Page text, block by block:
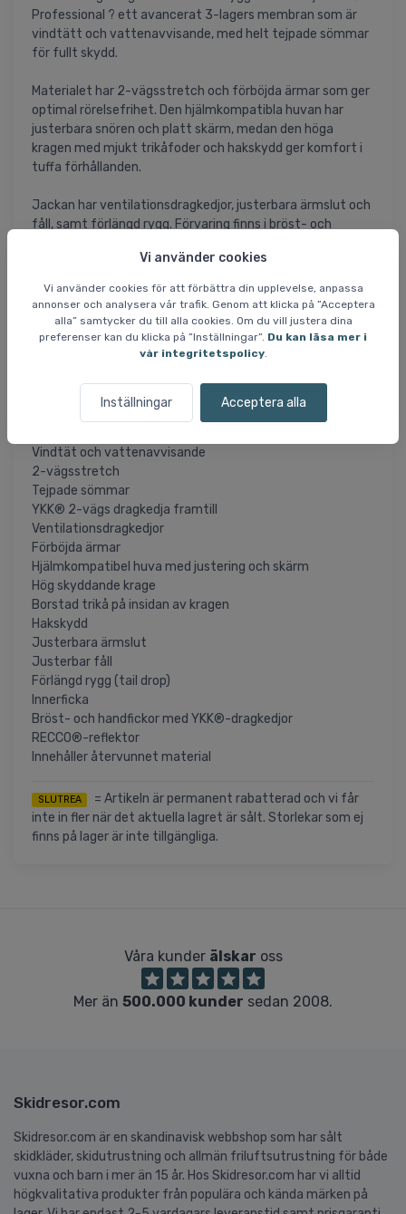
Vi använder cookies
Vi använder cookies för att förbättra din upplevelse, anpassa
annonser och analysera vår trafik. Genom att klicka på ”Acceptera
alla” samtycker du till alla cookies. Om du vill justera dina
preferenser kan du klicka på ”Inställningar”. Du kan läsa mer i
vår integritetspolicy.
Inställningar Acceptera alla
Professional ? ett avancerat 3-lagers membran som är
vindtätt och vattenavvisande, med helt tejpade sömmar
för fullt skydd.
Materialet har 2-vägsstretch och förböjda ärmar som ger
optimal rörelsefrihet. Den hjälmkompatibla huvan har
justerbara snören och platt skärm, medan den höga
kragen med mjukt trikåfoder och hakskydd ger komfort i
tuffa förhållanden.
Jackan har ventilationsdragkedjor, justerbara ärmslut och
fåll, samt förlängd rygg. Förvaring finns i bröst- och
RECCO®-reflektor ökar säkerheten i fjällmiljö.
Tillverkad med återvunnet material och utan PFC.
Specifikationer:
Vattentäthet: 20 000 mm
Helly Tech® Professional
3-lagerskonstruktion
Vindtät och vattenavvisande
2-vägsstretch
Tejpade sömmar
YKK® 2-vägs dragkedja framtill
Ventilationsdragkedjor
Förböjda ärmar
Hjälmkompatibel huva med justering och skärm
Hög skyddande krage
Borstad trikå på insidan av kragen
Hakskydd
Justerbara ärmslut
Justerbar fåll
Förlängd rygg (tail drop)
Innerficka
Bröst- och handfickor med YKK®-dragkedjor
RECCO®-reflektor
Innehåller återvunnet material
SLUTREA
= Artikeln är permanent rabatterad och vi får
inte in fler när det aktuella lagret är sålt. Storlekar som ej
finns på lager är inte tillgängliga.
Våra kunder älskar oss
Mer än 500.000 kunder sedan 2008.
Skidresor.com
Skidresor.com är en skandinavisk webbshop som har sålt
skidkläder, skidutrustning och allmän friluftsutrustning för både
vuxna och barn i mer än 15 år. Hos Skidresor.com har vi alltid
högkvalitativa produkter från populära och kända märken på